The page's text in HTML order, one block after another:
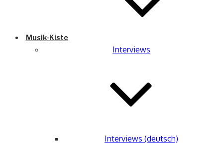
Musik-Kiste
Interviews
Interviews (deutsch)